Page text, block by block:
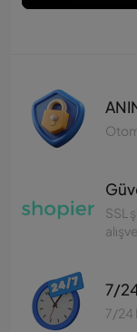
SSL
7/
7/24